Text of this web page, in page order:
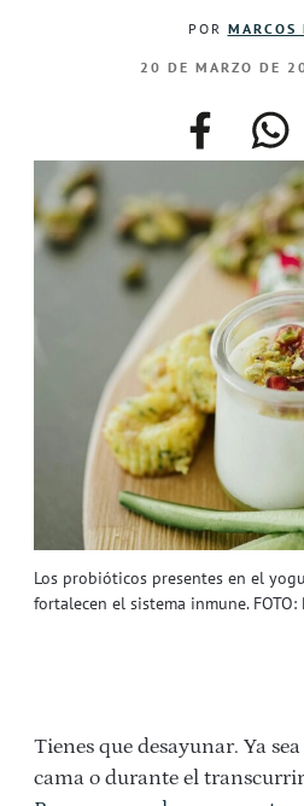
Los probióticos presentes en el
fortalecen el sistema inmune. FOTO:
POR MARCOS
20 DE MARZO DE
facebook
Tienes que desayunar. Ya
cama o durante el